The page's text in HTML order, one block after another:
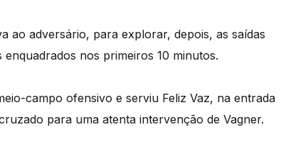
ao adversário, para explorar, depois, as saídas
nos primeiros 10 minutos.
campo ofensivo e serviu Feliz Vaz, na entrada
para uma atenta intervenção de Vagner.